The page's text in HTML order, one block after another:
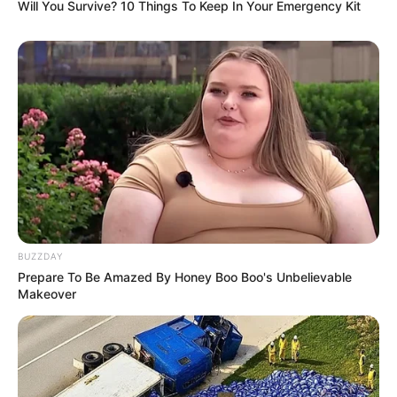
1. EL ESTADO DEL CUERPO:
UN MENSAJE DE ODIO
huellas de un simple asalto. Hay señales de
que hubo una saña innecesaria, un mensaje
escrito en la violencia que sugiere que quien lo
Will You Survive? 10 Things To Keep In Your Emergency Kit
BUZZDAY
Prepare To Be Amazed By Honey Boo Boo's Unbelievable
Makeover